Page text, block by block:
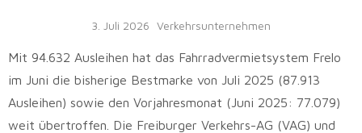
3. Juli 2026 Verkehrsunternehmen
Mit 94.632 Ausleihen hat das Fahrradvermietsystem Frelo
im Juni die bisherige Bestmarke von Juli 2025 (87.913
Ausleihen) sowie den Vorjahresmonat (Juni 2025: 77.079)
weit übertroffen. Die Freiburger Verkehrs-AG (VAG) und